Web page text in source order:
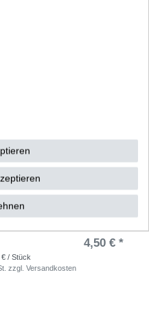
€ / Stück
zzgl.Versandkosten
4,50 € *
€ / Stück
zzgl.Versandkosten